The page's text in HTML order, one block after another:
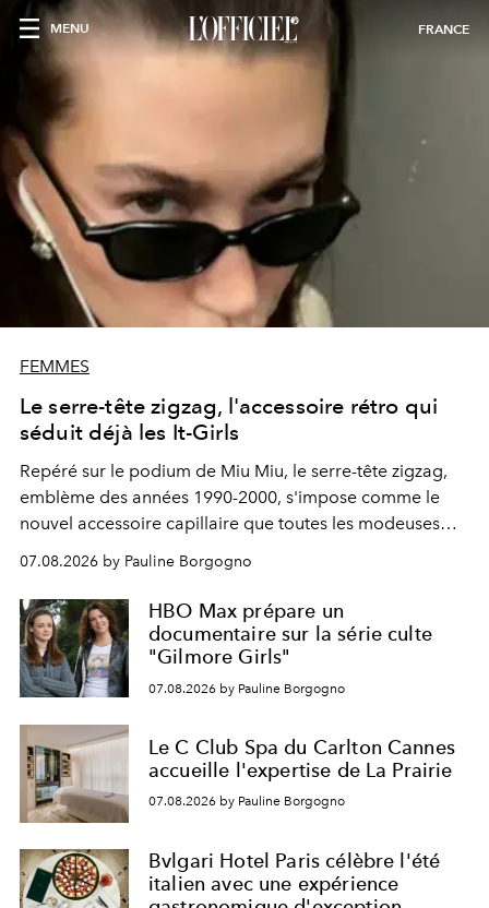
MENU FRANCE
FEMMES
Le serre-tête zigzag, l'accessoire rétro qui
séduit déjà les It-Girls
Repéré sur le podium de Miu Miu, le serre-tête zigzag,
emblème des années 1990-2000, s'impose comme le
nouvel accessoire capillaire que toutes les modeuses
s'arrachent déjà.
07.08.2026 by Pauline Borgogno
HBO Max prépare un
documentaire sur la série culte
"Gilmore Girls"
07.08.2026 by Pauline Borgogno
Le C Club Spa du Carlton Cannes
accueille l'expertise de La Prairie
07.08.2026 by Pauline Borgogno
Bvlgari Hotel Paris célèbre l'été
italien avec une expérience